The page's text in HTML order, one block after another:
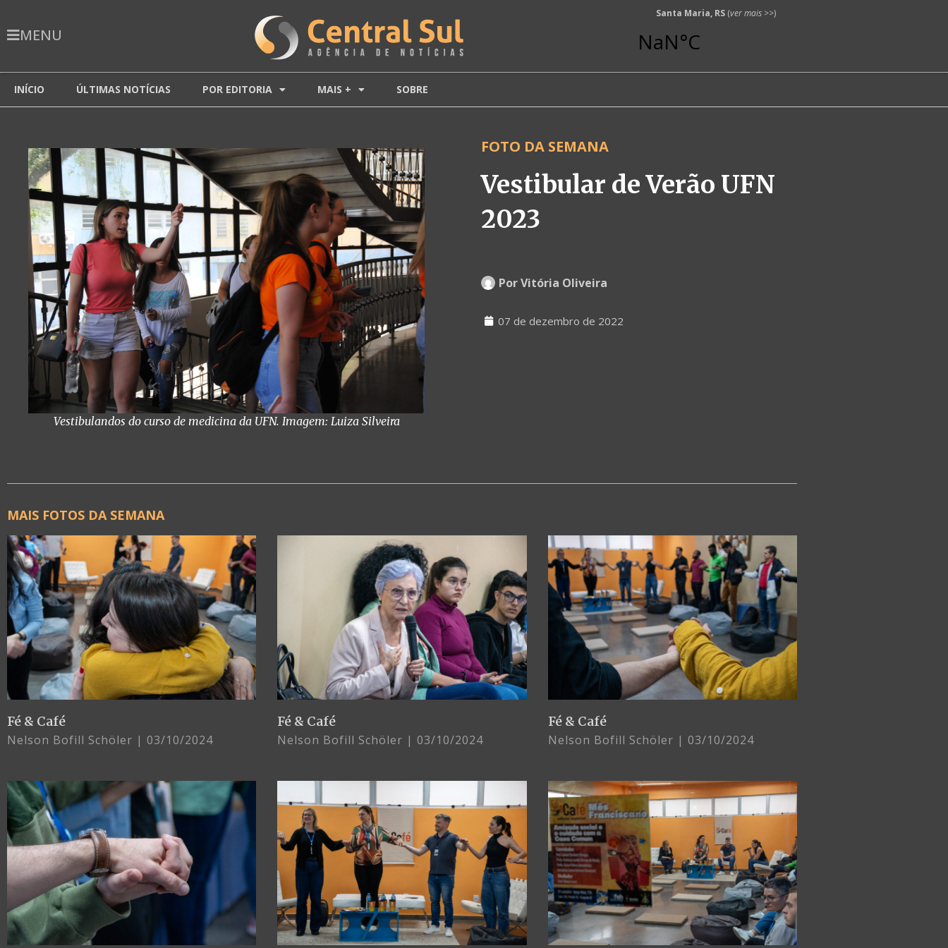
MENU
Santa Maria, RS (ver mais >>)
INÍCIO ÚLTIMAS NOTÍCIAS POR EDITORIA MAIS + SOBRE
Vestibulandos do curso de medicina da UFN. Imagem: Luiza Silveira
FOTO DA SEMANA
Vestibular de Verão UFN
2023
PorVitória Oliveira
07 de dezembro de 2022
MAIS FOTOS DA SEMANA
Fé & Café
Nelson Bofill Schöler 03/10/2024
Fé & Café
Nelson Bofill Schöler 03/10/2024
Fé & Café
Nelson Bofill Schöler 03/10/2024